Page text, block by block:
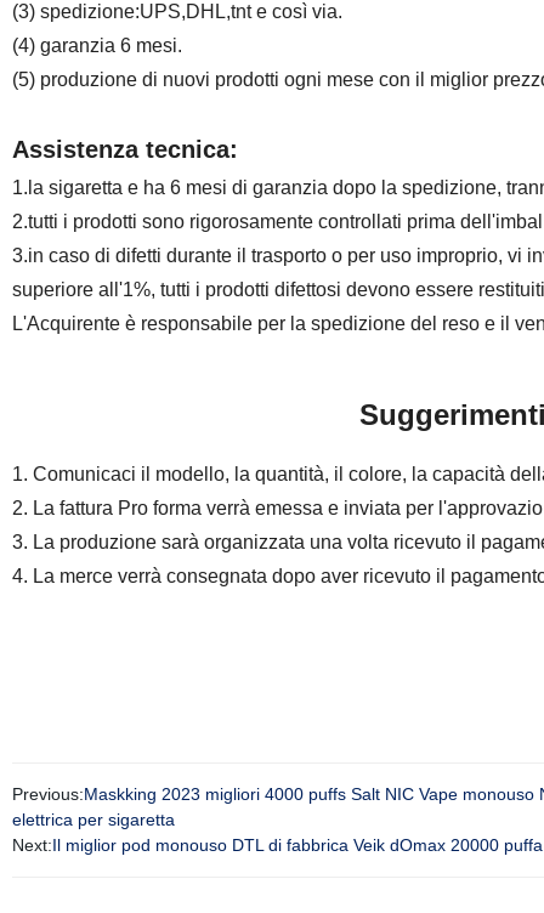
(3) spedizione:UPS,DHL,tnt e così via.
(4) garanzia 6 mesi.
(5) produzione di nuovi prodotti ogni mese con il miglior
Assistenza tecnica:
1.la sigaretta e ha 6 mesi di garanzia dopo la spedizione,
2.tutti i prodotti sono rigorosamente controllati prima
3.in caso di difetti durante il trasporto o per uso improprio, vi
superiore all'1%, tutti i prodotti difettosi devono essere
L'Acquirente è responsabile per la spedizione del reso e il
1. Comunicaci il modello, la quantità, il colore, la capacità
2. La fattura Pro forma verrà emessa e inviata per
3. La produzione sarà organizzata una volta ricevuto il
4. La merce verrà consegnata dopo aver ricevuto il
Previous:Maskking 2023 migliori 4000 puffs Salt NIC Vape
elettrica per sigaretta
Next:Il miglior pod monouso DTL di fabbrica Veik dOmax 20000